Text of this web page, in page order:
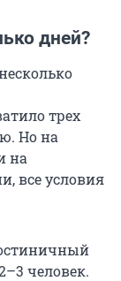
дней?
трех
Но на
на
все условия
человек.